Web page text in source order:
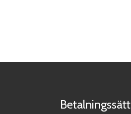
Betalningssätt